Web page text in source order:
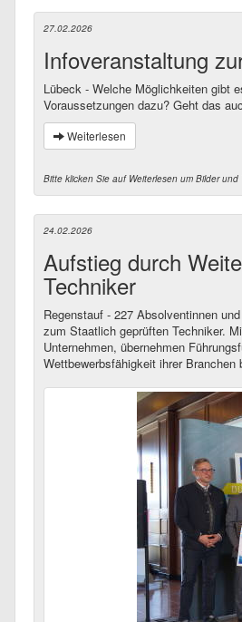
27.02.2026
Infoveranstaltung
Lübeck - Welche Möglichkeiten gibt
Voraussetzungen dazu? Geht das
Weiterlesen
Bitte klicken Sie auf Weiterlesen um Bilder und
24.02.2026
Aufstieg durch
Techniker
Regenstauf - 227 Absolventinnen
zum Staatlich geprüften Techniker.
Unternehmen, übernehmen
Wettbewerbsfähigkeit ihrer Branchen